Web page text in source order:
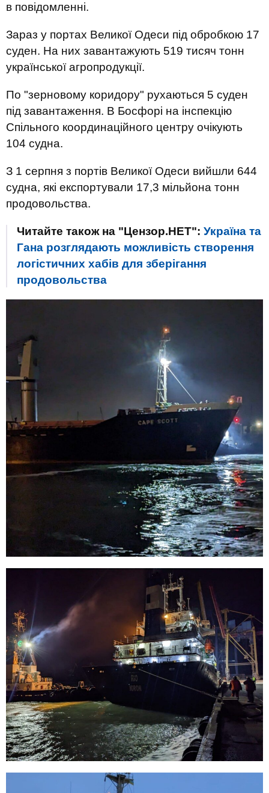
в повідомленні.
Зараз у портах Великої Одеси під обробкою 17
суден. На них завантажують 519 тисяч тонн
української агропродукції.
По "зерновому коридору" рухаються 5 суден
під завантаження. В Босфорі на інспекцію
Спільного координаційного центру очікують
104 судна.
З 1 серпня з портів Великої Одеси вийшли 644
судна, які експортували 17,3 мільйона тонн
продовольства.
Читайте також на "Цензор.НЕТ": Україна та
Гана розглядають можливість створення
логістичних хабів для зберігання
продовольства